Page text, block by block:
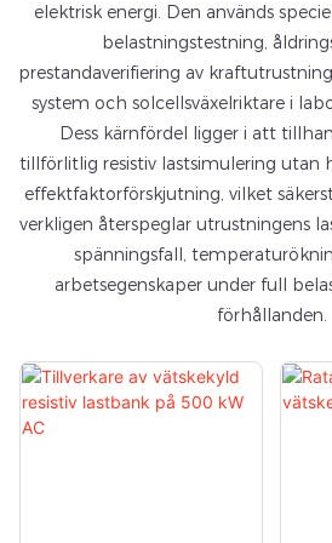
elektrisk energi. Den används
belastningstestning,
prestandaverifiering av
system och solcellsväxelriktare i
Dess kärnfördel ligger i att
tillförlitlig resistiv lastsimulering utan
effektfaktorförskjutning, vilket
verkligen återspeglar utrustningens
spänningsfall,
arbetsegenskaper under full
förhållanden.